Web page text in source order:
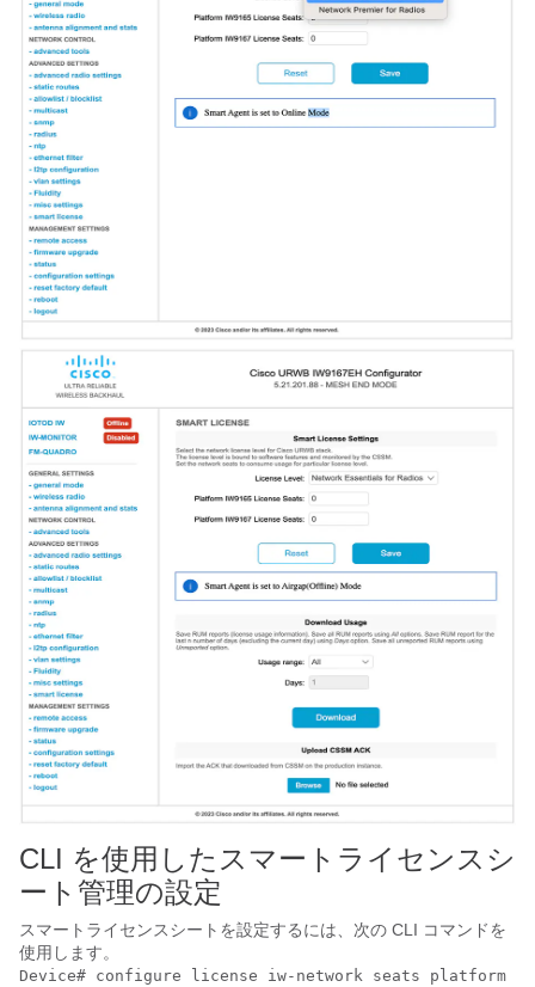
CLI を使用したスマートライセンスシ
ート管理の設定
スマートライセンスシートを設定するには、次の CLI コマンドを
使用します。
Device# configure license iw-network seats platform